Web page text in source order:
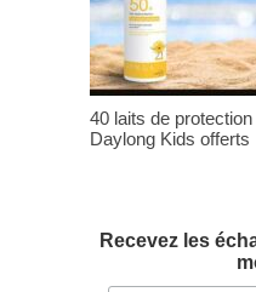
40 laits de
Daylong Kids offerts
Recevez les